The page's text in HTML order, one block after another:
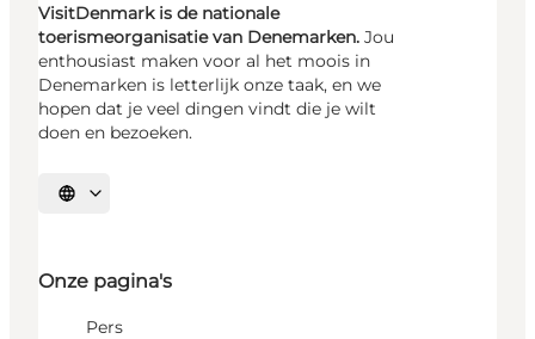
VisitDenmark is de nationale
toerismeorganisatie van Denemarken. Jou
enthousiast maken voor al het moois in
Denemarken is letterlijk onze taak, en we
hopen dat je veel dingen vindt die je wilt
doen en bezoeken.
Selecteer taal
Onze pagina's
Pers